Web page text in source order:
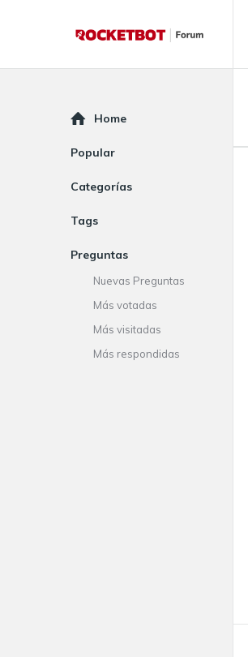
Forum
Explore
Home
Popular
Categorías
Tags
Preguntas
Nuevas Preguntas
Más votadas
Más visitadas
Más respondidas